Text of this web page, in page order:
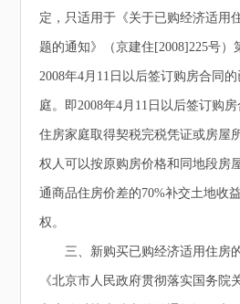
定，只适用于《关于已购经济适用
题的通知》（京建住[2008]225号）
2008年4月11日以后签订购房合同
庭。即2008年4月11日以后签订购
住房家庭取得契税完税凭证或房屋
权人可以按原购房价格和同地段房
通商品住房价差的70%补交土地收
权。
三、新购买已购经济适用住房
《北京市人民政府贯彻落实国务院